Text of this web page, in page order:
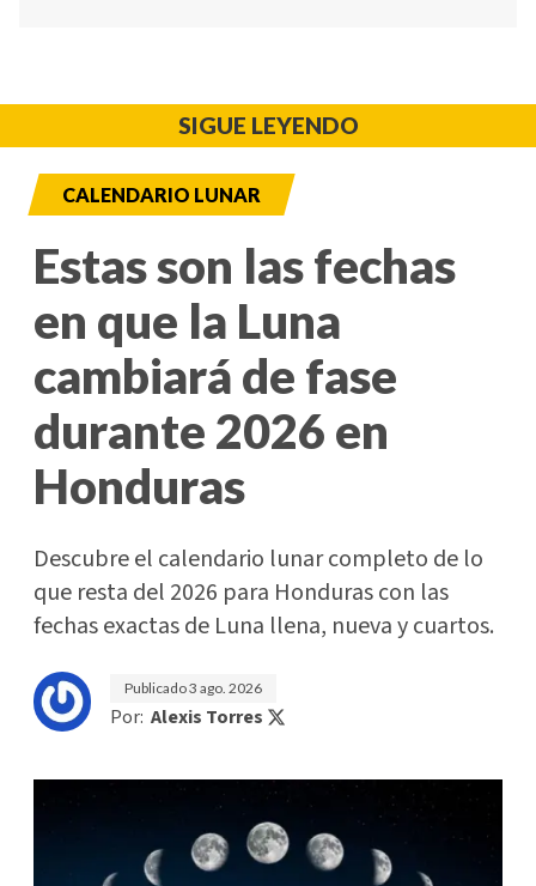
SIGUE LEYENDO
CALENDARIO LUNAR
Estas son las fechas
en que la Luna
cambiará de fase
durante 2026 en
Honduras
Descubre el calendario lunar completo de lo
que resta del 2026 para Honduras con las
fechas exactas de Luna llena, nueva y cuartos.
Publicado3 ago. 2026
Por: Alexis Torres